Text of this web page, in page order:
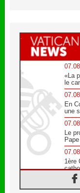
«La
le
En
une
Le
1ère
Un